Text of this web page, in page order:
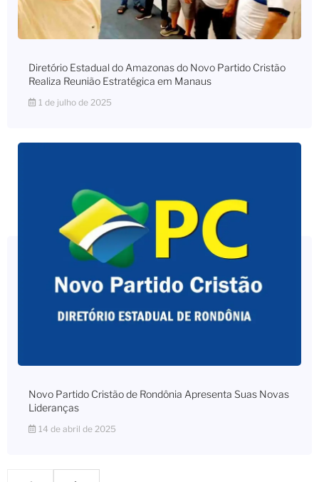
Diretório Estadual do Amazonas do Novo Partido Cristão
Realiza Reunião Estratégica em Manaus
1 de julho de 2025
Novo Partido Cristão de Rondônia Apresenta Suas Novas
Lideranças
14 de abril de 2025